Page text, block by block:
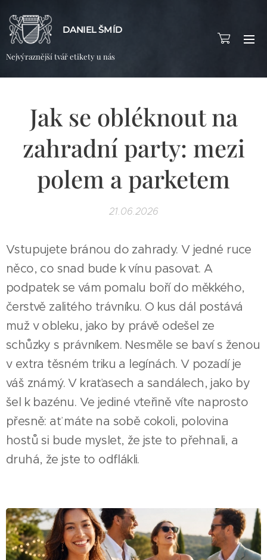
DANIEL ŠMÍD
Nejvýraznější tvář etikety u nás
Jak se obléknout na
zahradní party: mezi
polem a parketem
21.06.2026
Vstupujete bránou do zahrady. V jedné ruce
něco, co snad bude k vínu pasovat. A
podpatek se vám pomalu boří do měkkého,
čerstvě zalitého trávníku. O kus dál postává
muž v obleku, jako by právě odešel ze
schůzky s právníkem. Nesměle se baví s ženou
v extra těsném triku a legínách. V pozadí je
váš známý. V kraťasech a sandálech, jako by
šel k bazénu. Ve jediné vteřině víte naprosto
přesně: ať máte na sobě cokoli, polovina
hostů si bude myslet, že jste to přehnali, a
druhá, že jste to odflákli.